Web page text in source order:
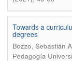
Towards a
degrees
Bozzo, Sebastián
Pedagogía